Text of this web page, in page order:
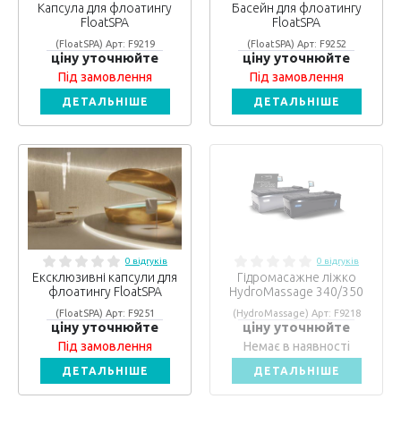
Капсула для флоатингу
FloatSPA
(FloatSPA) Арт: F9219
ціну уточнюйте
Під замовлення
ДЕТАЛЬНІШЕ
Басейн для флоатингу
FloatSPA
(FloatSPA) Арт: F9252
ціну уточнюйте
Під замовлення
ДЕТАЛЬНІШЕ
0 відгуків
Ексклюзивні капсули для
флоатингу FloatSPA
(FloatSPA) Арт: F9251
ціну уточнюйте
Під замовлення
ДЕТАЛЬНІШЕ
0 відгуків
Гідромасажне ліжко
HydroMassage 340/350
(HydroMassage) Арт: F9218
ціну уточнюйте
Немає в наявності
ДЕТАЛЬНІШЕ